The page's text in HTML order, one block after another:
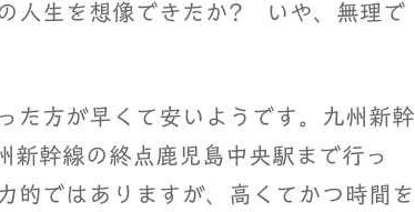
人生を想像できたか? いや、無理で
方が早くて安いようです。九州新幹
新幹線の終点鹿児島中央駅まで行っ
的ではありますが、高くてかつ時間を